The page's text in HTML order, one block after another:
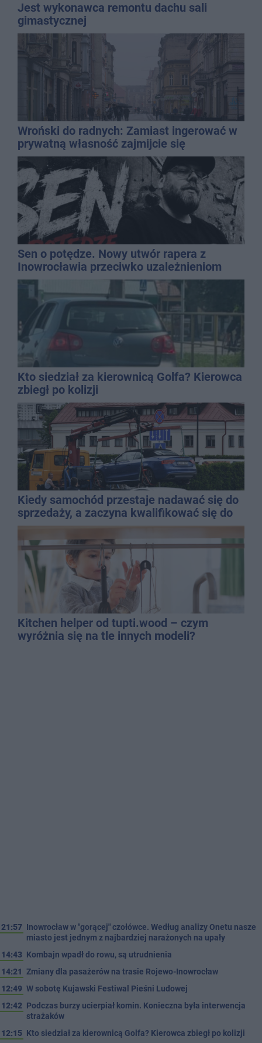
Jest wykonawca remontu dachu sali
gimastycznej
Wroński do radnych: Zamiast ingerować w
prywatną własność zajmijcie się
gospodarką
Sen o potędze. Nowy utwór rapera z
Inowrocławia przeciwko uzależnieniom
Kto siedział za kierownicą Golfa? Kierowca
zbiegł po kolizji
Kiedy samochód przestaje nadawać się do
sprzedaży, a zaczyna kwalifikować się do
kasacji?
Kitchen helper od tupti.wood – czym
wyróżnia się na tle innych modeli?
21:57 Inowrocław w "gorącej" czołówce. Według analizy Onetu nasze
miasto jest jednym z najbardziej narażonych na upały
14:43 Kombajn wpadł do rowu, są utrudnienia
14:21 Zmiany dla pasażerów na trasie Rojewo-Inowrocław
12:49 W sobotę Kujawski Festiwal Pieśni Ludowej
12:42 Podczas burzy ucierpiał komin. Konieczna była interwencja
strażaków
12:15 Kto siedział za kierownicą Golfa? Kierowca zbiegł po kolizji